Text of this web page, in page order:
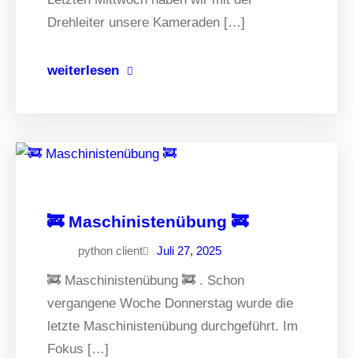
Drehleiter unsere Kameraden […]
weiterlesen
🚒 Maschinistenübung 🚒
python client Juli 27, 2025
🚒 Maschinistenübung 🚒 . Schon
vergangene Woche Donnerstag wurde die
letzte Maschinistenübung durchgeführt. Im
Fokus […]